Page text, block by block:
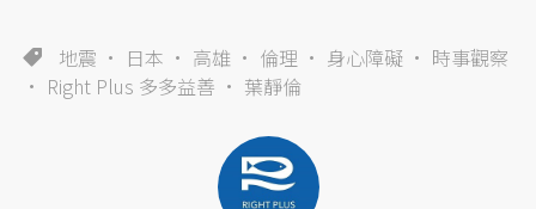
地震 日本 高雄 倫理 身心障礙
時事觀察
Right Plus 多多益善
葉靜倫